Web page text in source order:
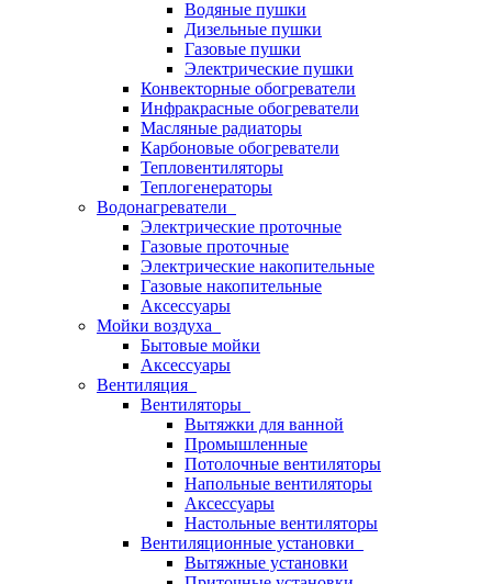
Водяные пушки
Дизельные пушки
Газовые пушки
Электрические пушки
Конвекторные обогреватели
Инфракрасные обогреватели
Масляные радиаторы
Карбоновые обогреватели
Тепловентиляторы
Теплогенераторы
Водонагреватели
Электрические проточные
Газовые проточные
Электрические накопительные
Газовые накопительные
Аксессуары
Мойки воздуха
Бытовые мойки
Аксессуары
Вентиляция
Вентиляторы
Вытяжки для ванной
Промышленные
Потолочные вентиляторы
Напольные вентиляторы
Аксессуары
Настольные вентиляторы
Вентиляционные установки
Вытяжные установки